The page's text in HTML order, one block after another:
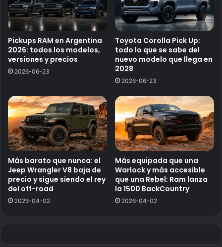
Pickups RAM en Argentina
2026: todos los modelos,
versiones y precios
2026-06-23
Toyota Corolla Pick Up:
todo lo que se sabe del
nuevo modelo que llega en
2028
2026-06-23
Más barato que nunca: el
Jeep Wrangler V8 baja de
precio y sigue siendo el rey
del off-road
2026-04-02
Más equipada que una
Warlock y más accesible
que una Rebel: Ram lanza
la 1500 BackCountry
2026-04-02